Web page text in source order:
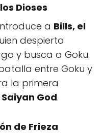
Dioses
a Bills, el
despierta
y busca a Goku
entre Goku y
la primera
God.
de Frieza